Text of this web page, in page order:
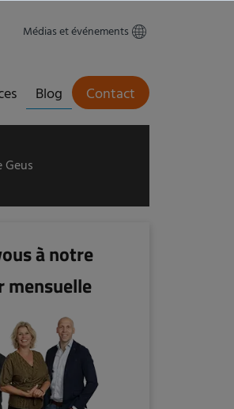
Médias et événements
Blog Contact
Geus
à notre